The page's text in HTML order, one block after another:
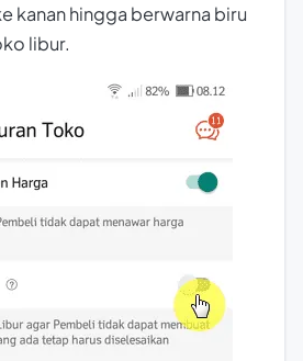
kanan hingga berwarna biru
libur.